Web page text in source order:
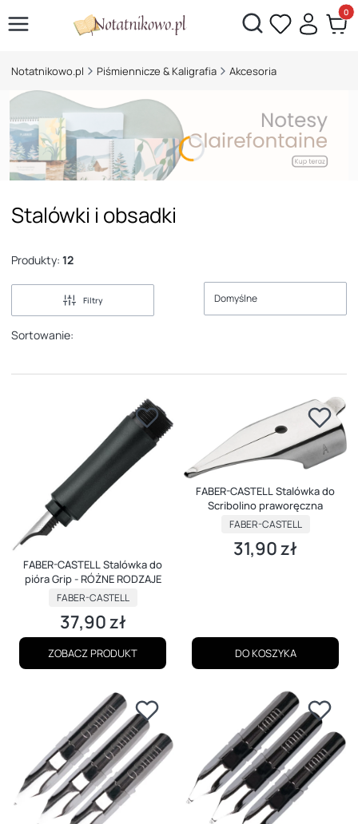
Otwórz wyszukiwarkę
Notatnikowo.pl Piśmiennicze & Kaligrafia Akcesoria
Stalówki i obsadki
Produkty: 12
Filtry
Sortowanie:
Domyślne
FABER-CASTELL Stalówka do
pióra Grip - RÓŻNE RODZAJE
PRODUCENT
FABER-CASTELL
Cena
37,90 zł
ZOBACZ PRODUKT
FABER-CASTELL Stalówka do
Scribolino praworęczna
PRODUCENT
FABER-CASTELL
Cena
31,90 zł
DO KOSZYKA